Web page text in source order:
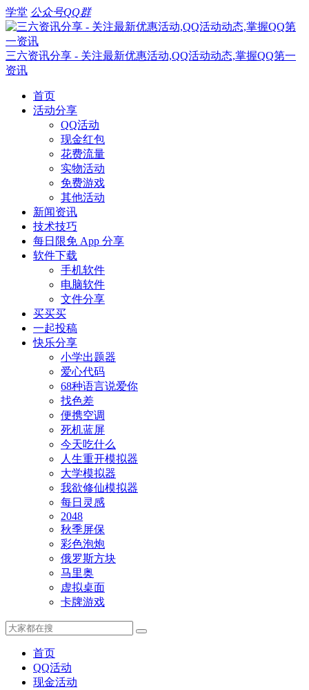
学堂 公众号QQ群
三六资讯分享 - 关注最新优惠活动,QQ活动动态,掌握QQ第一
资讯
首页
活动分享
QQ活动
现金红包
花费流量
实物活动
免费游戏
其他活动
新闻资讯
技术技巧
每日限免 App 分享
软件下载
手机软件
电脑软件
文件分享
买买买
一起投稿
快乐分享
小学出题器
爱心代码
68种语言说爱你
找色差
便携空调
死机蓝屏
今天吃什么
人生重开模拟器
大学模拟器
我欲修仙模拟器
每日灵感
2048
秋季屏保
彩色泡炮
俄罗斯方块
马里奥
虚拟桌面
卡牌游戏
首页
QQ活动
现金活动